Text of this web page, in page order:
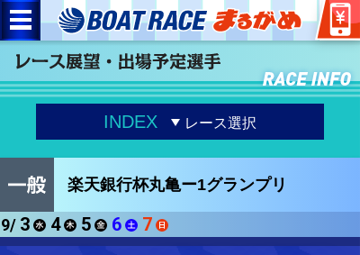
INDEX レース選択
楽天銀行杯丸亀ー1グランプリ
9/ 3 4 5 6 7